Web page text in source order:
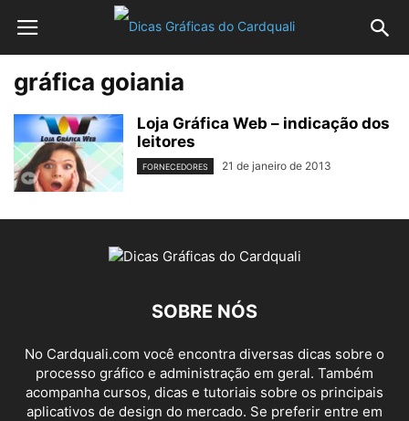
gráfica goiania
Loja Gráfica Web – indicação dos
leitores
FORNECEDORES 21 de janeiro de 2013
SOBRE NÓS
No Cardquali.com você encontra diversas dicas sobre o
processo gráfico e administração em geral. Também
acompanha cursos, dicas e tutoriais sobre os principais
aplicativos de design do mercado. Se preferir entre em